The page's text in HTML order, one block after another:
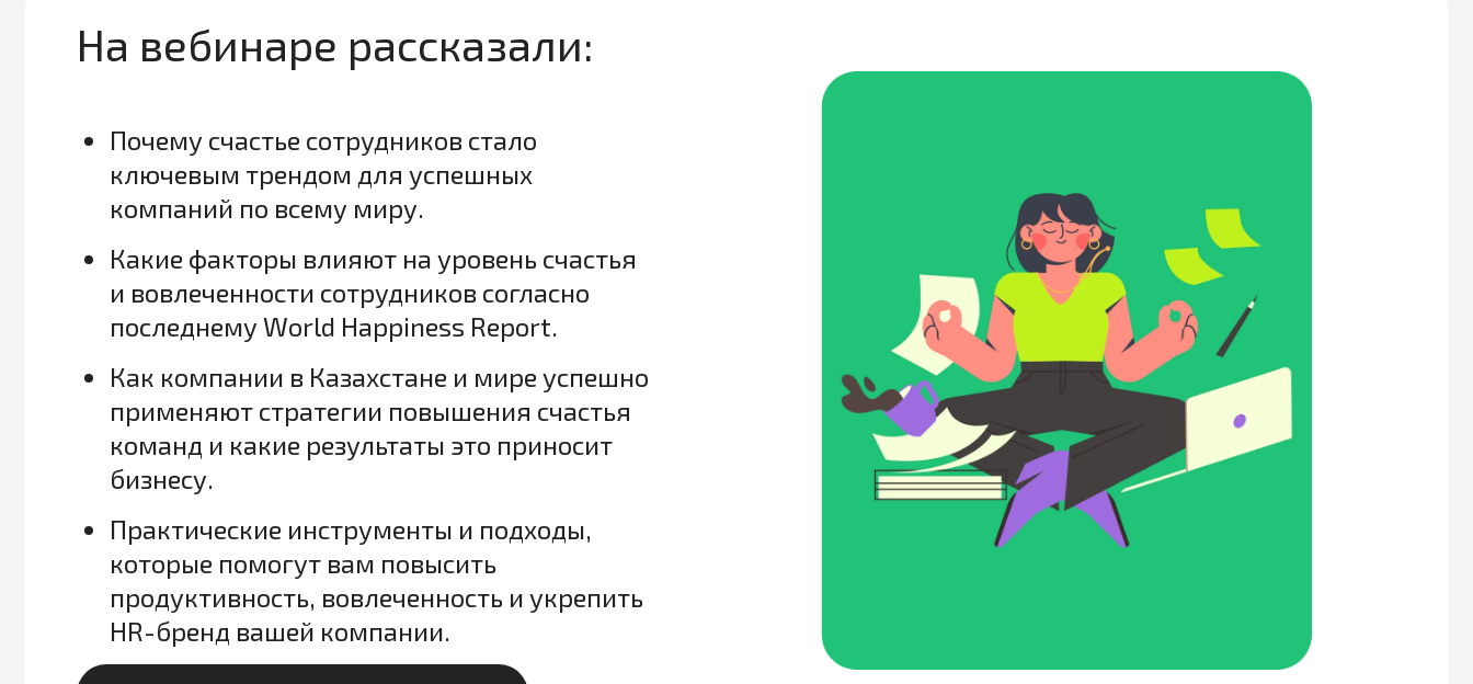
На вебинаре рассказали:
Почему счастье сотрудников стало
ключевым трендом для успешных
компаний по всему миру.
Какие факторы влияют на уровень счастья
и вовлеченности сотрудников согласно
последнему World Happiness Report.
Как компании в Казахстане и мире успешно
применяют стратегии повышения счастья
команд и какие результаты это приносит
бизнесу.
Практические инструменты и подходы,
которые помогут вам повысить
продуктивность, вовлеченность и укрепить
HR-бренд вашей компании.